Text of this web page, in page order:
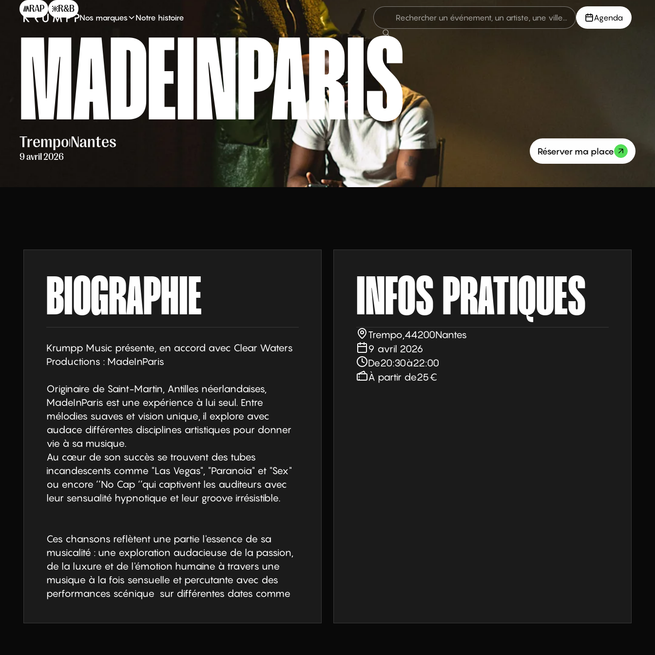
Nos marques Notre histoire Agenda
RAP R&B
MADEINPARIS
Trempo|Nantes
9 avril 2026
Réserver ma place
BIOGRAPHIE
Krumpp Music présente, en accord avec Clear Waters
Productions : MadeInParis
Originaire de Saint-Martin, Antilles néerlandaises,
MadeInParis est une expérience à lui seul. Entre
mélodies suaves et vision unique, il explore avec
audace différentes disciplines artistiques pour donner
vie à sa musique.
Au cœur de son succès se trouvent des tubes
incandescents comme "Las Vegas", "Paranoia" et "Sex"
ou encore ‘’No Cap ‘’qui captivent les auditeurs avec
leur sensualité hypnotique et leur groove irrésistible.
Ces chansons reflètent une partie l'essence de sa
musicalité : une exploration audacieuse de la passion,
de la luxure et de l'émotion humaine à travers une
musique à la fois sensuelle et percutante avec des
performances scénique  sur différentes dates comme
Montmarte.
INFOS PRATIQUES
Trempo 44200Nantes
9 avril 2026
De20:30à22:00
À partir de25€